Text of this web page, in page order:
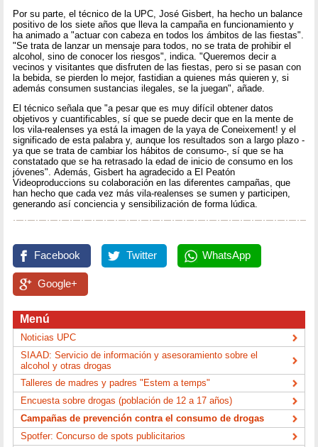
Por su parte, el técnico de la UPC, José Gisbert, ha hecho un balance
positivo de los siete años que lleva la campaña en funcionamiento y
ha animado a "actuar con cabeza en todos los ámbitos de las fiestas".
"Se trata de lanzar un mensaje para todos, no se trata de prohibir el
alcohol, sino de conocer los riesgos", indica. "Queremos decir a
vecinos y visitantes que disfruten de las fiestas, pero si se pasan con
la bebida, se pierden lo mejor, fastidian a quienes más quieren y, si
además consumen sustancias ilegales, se la juegan", añade.
El técnico señala que "a pesar que es muy difícil obtener datos
objetivos y cuantificables, sí que se puede decir que en la mente de
los vila-realenses ya está la imagen de la yaya de Coneixement! y el
significado de esta palabra y, aunque los resultados son a largo plazo -
ya que se trata de cambiar los hábitos de consumo-, sí que se ha
constatado que se ha retrasado la edad de inicio de consumo en los
jóvenes". Además, Gisbert ha agradecido a El Peatón
Videoproduccions su colaboración en las diferentes campañas, que
han hecho que cada vez más vila-realenses se sumen y participen,
generando así conciencia y sensibilización de forma lúdica.
Facebook Twitter WhatsApp
Google+
Menú
Noticias UPC
SIAAD: Servicio de información y asesoramiento sobre el
alcohol y otras drogas
Talleres de madres y padres "Estem a temps"
Encuesta sobre drogas (población de 12 a 17 años)
Campañas de prevención contra el consumo de drogas
Spotfer: Concurso de spots publicitarios